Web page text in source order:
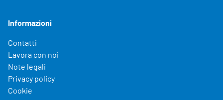
Informazioni
Contatti
Lavora con noi
Note legali
Privacy policy
Cookie